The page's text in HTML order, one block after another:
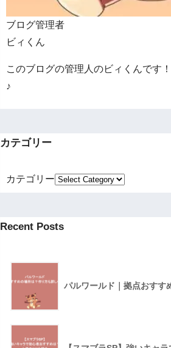
ブログ管理者
ビィくん
このブログの管理人のビィくんです
♪
カテゴリー
カテゴリー
Recent Posts
パルワールド｜拠点おすす